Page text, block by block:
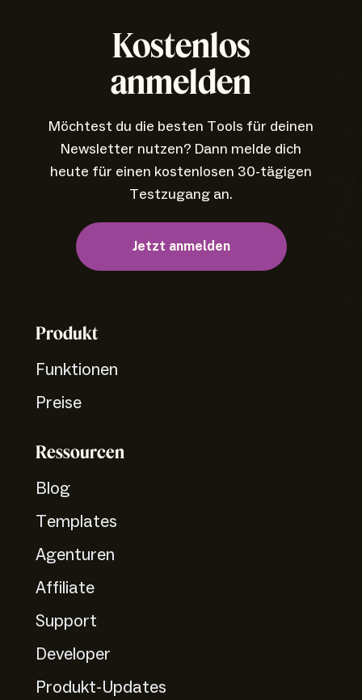
Kostenlos
anmelden
Möchtest du die besten Tools für deinen
Newsletter nutzen? Dann melde dich
heute für einen kostenlosen 30-tägigen
Testzugang an.
Jetzt anmelden
Produkt
Funktionen
Preise
Ressourcen
Blog
Templates
Agenturen
Affiliate
Support
Developer
Produkt-Updates